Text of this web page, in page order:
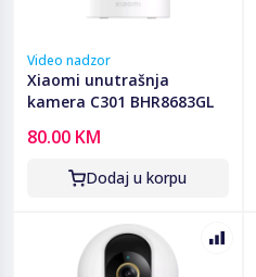
Video nadzor
Xiaomi unutrašnja
kamera C301 BHR8683GL
80.00 KM
Dodaj u korpu